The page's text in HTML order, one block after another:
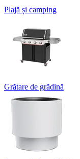
Plajă și camping
Grătare de grădină